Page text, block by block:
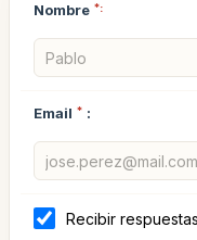
Nombre *:
Email * :
Recibir